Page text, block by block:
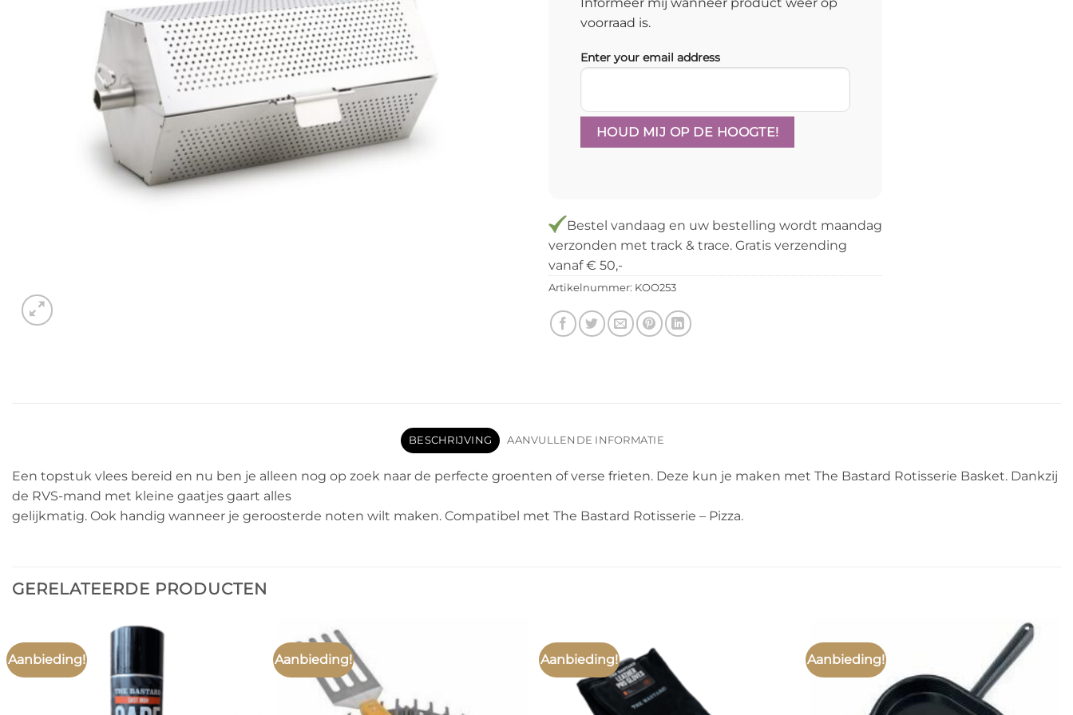
Informeer mij wanneer product weer op
voorraad is.
Enter your email address
Bestel vandaag en uw bestelling wordt maandag
verzonden met track & trace. Gratis verzending
vanaf € 50,-
Artikelnummer: KOO253
BESCHRIJVING AANVULLENDE INFORMATIE
Een topstuk vlees bereid en nu ben je alleen nog op zoek naar de perfecte groenten of verse frieten. Deze kun je maken met The Bastard Rotisserie Basket. Dankzij
de RVS-mand met kleine gaatjes gaart alles
gelijkmatig. Ook handig wanneer je geroosterde noten wilt maken. Compatibel met The Bastard Rotisserie – Pizza.
GERELATEERDE PRODUCTEN
Aanbieding! Aanbieding! Aanbieding! Aanbieding!